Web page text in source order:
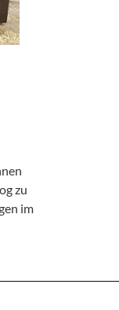
zu
im